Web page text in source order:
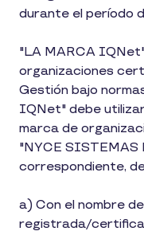
durante el período
"LA MARCA
organizaciones
Gestión bajo
IQNet" debe
marca de
"NYCE SISTEMAS
correspondiente,
a) Con el nombre
registrada/